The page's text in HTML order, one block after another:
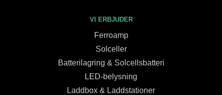
VI ERBJUDER
Ferroamp
Solceller
Batterilagring & Solcellsbatteri
LED-belysning
Laddbox & Laddstationer